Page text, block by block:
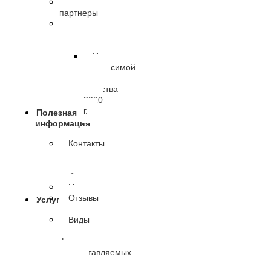
партнеры
Итоги
независимой
качества
2020
г.
Полезная
информация
Контакты
работы
Новости
Отзывы
Услуги
Виды
формы
предоставляемых